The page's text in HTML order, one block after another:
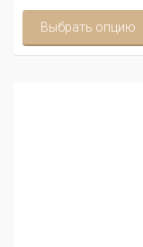
Выбрать опцию